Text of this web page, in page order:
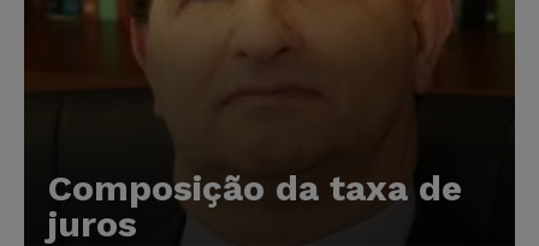
Composição da taxa de
juros